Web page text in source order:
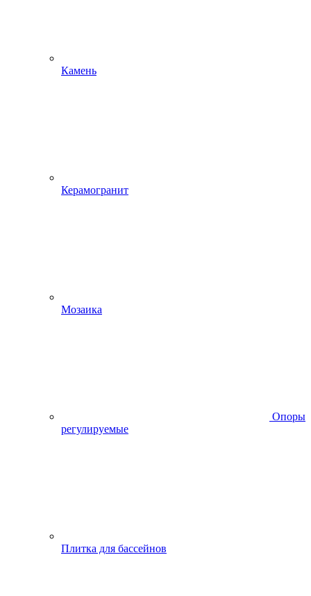
Камень
Керамогранит
Мозаика
Опоры
регулируемые
Плитка для бассейнов